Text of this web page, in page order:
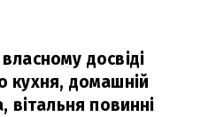
досвіді
кухня, домашній
вітальня повинні